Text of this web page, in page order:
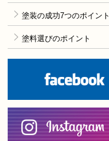
塗装の成功7つのポイント
塗料選びのポイント